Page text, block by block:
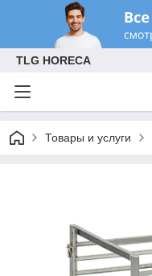
TLG HORECA
Товары и услуги